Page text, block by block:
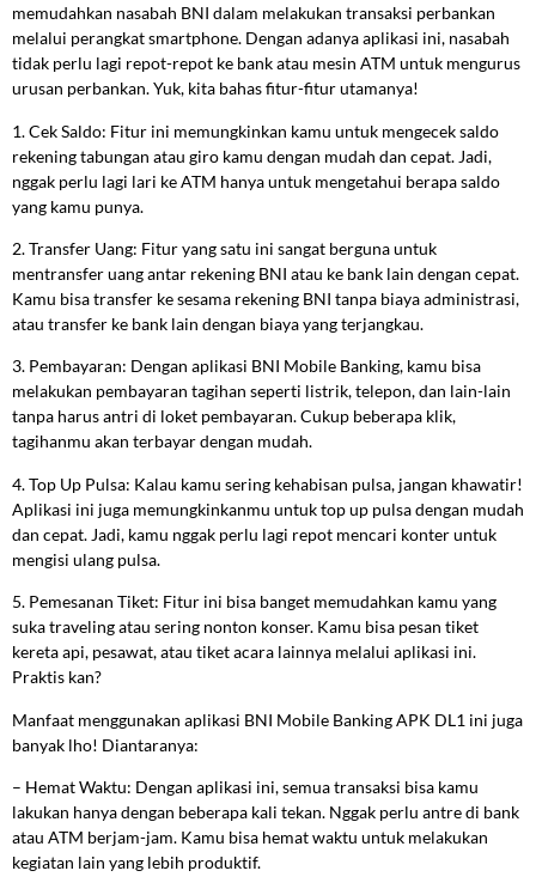
memudahkan nasabah BNI dalam melakukan transaksi perbankan
melalui perangkat smartphone. Dengan adanya aplikasi ini, nasabah
tidak perlu lagi repot-repot ke bank atau mesin ATM untuk mengurus
urusan perbankan. Yuk, kita bahas fitur-fitur utamanya!
1. Cek Saldo: Fitur ini memungkinkan kamu untuk mengecek saldo
rekening tabungan atau giro kamu dengan mudah dan cepat. Jadi,
nggak perlu lagi lari ke ATM hanya untuk mengetahui berapa saldo
yang kamu punya.
2. Transfer Uang: Fitur yang satu ini sangat berguna untuk
mentransfer uang antar rekening BNI atau ke bank lain dengan cepat.
Kamu bisa transfer ke sesama rekening BNI tanpa biaya administrasi,
atau transfer ke bank lain dengan biaya yang terjangkau.
3. Pembayaran: Dengan aplikasi BNI Mobile Banking, kamu bisa
melakukan pembayaran tagihan seperti listrik, telepon, dan lain-lain
tanpa harus antri di loket pembayaran. Cukup beberapa klik,
tagihanmu akan terbayar dengan mudah.
4. Top Up Pulsa: Kalau kamu sering kehabisan pulsa, jangan khawatir!
Aplikasi ini juga memungkinkanmu untuk top up pulsa dengan mudah
dan cepat. Jadi, kamu nggak perlu lagi repot mencari konter untuk
mengisi ulang pulsa.
5. Pemesanan Tiket: Fitur ini bisa banget memudahkan kamu yang
suka traveling atau sering nonton konser. Kamu bisa pesan tiket
kereta api, pesawat, atau tiket acara lainnya melalui aplikasi ini.
Praktis kan?
Manfaat menggunakan aplikasi BNI Mobile Banking APK DL1 ini juga
banyak lho! Diantaranya:
– Hemat Waktu: Dengan aplikasi ini, semua transaksi bisa kamu
lakukan hanya dengan beberapa kali tekan. Nggak perlu antre di bank
atau ATM berjam-jam. Kamu bisa hemat waktu untuk melakukan
kegiatan lain yang lebih produktif.